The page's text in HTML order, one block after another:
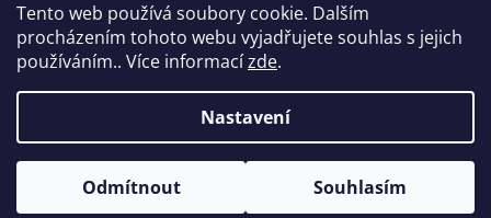
Tento web používá soubory cookie. Dalším
procházením tohoto webu vyjadřujete souhlas s jejich
používáním.. Více informacízde.
Nastavení
Odmítnout Souhlasím
Kompletní nabídka balíčků 4+1, zobrazená pouze registrovaným
Vytvořil Shoptet
Copyright 2026ecigarka.cz . Všechna práva vyhrazena.